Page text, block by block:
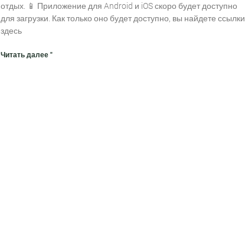
отдых. 📱 Приложение для Android и iOS скоро будет доступно
для загрузки. Как только оно будет доступно, вы найдете ссылки
здесь
Читать далее "